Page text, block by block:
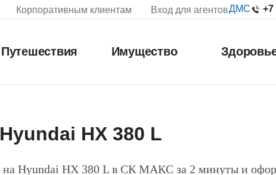
Корпоративным клиентам Вход для агентовДМС +7
Путешествия Имущество
HX 380 L
Hyundai HX 380 L в СК МАКС за 2 минуты и